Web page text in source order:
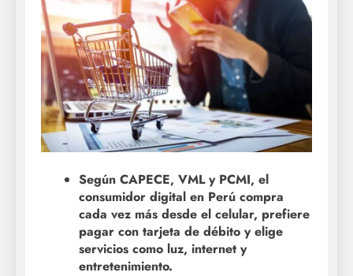
Según CAPECE, VML y PCMI, el
consumidor digital en Perú compra
cada vez más desde el celular, prefiere
pagar con tarjeta de débito y elige
servicios como luz, internet y
entretenimiento.